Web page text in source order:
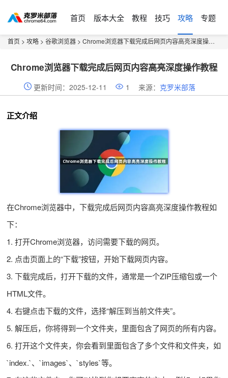
首页 版本大全 教程 技巧 攻略 专题
首页 > 攻略 > 谷歌浏览器 > Chrome浏览器下载完成后网页内容高亮深度操作教程
Chrome浏览器下载完成后网页内容高亮深度操作教程
更新时间：2025-12-11 1 来源： 克罗米部落
正文介绍
在Chrome浏览器中，下载完成后网页内容高亮深度操作教程如
下：
1. 打开Chrome浏览器，访问需要下载的网页。
2. 点击页面上的“下载”按钮，开始下载网页内容。
3. 下载完成后，打开下载的文件，通常是一个ZIP压缩包或一个
HTML文件。
4. 右键点击下载的文件，选择“解压到当前文件夹”。
5. 解压后，你将得到一个文件夹，里面包含了网页的所有内容。
6. 打开这个文件夹，你会看到里面包含了多个文件和文件夹，如
`index.`、`images`、`styles`等。